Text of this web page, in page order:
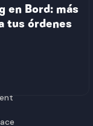
en Bord: más
tus órdenes